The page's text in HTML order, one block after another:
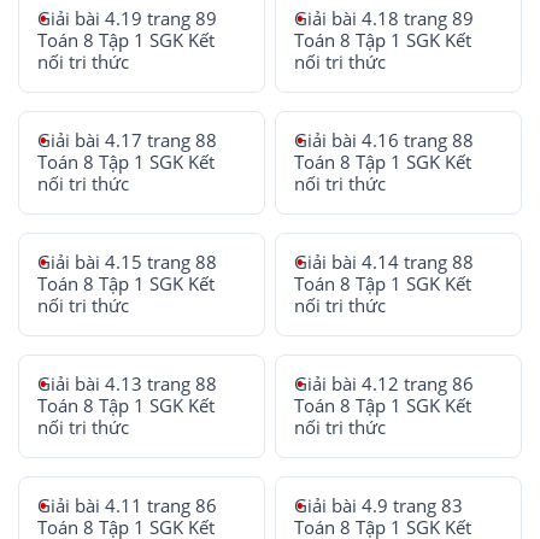
Giải bài 4.19 trang 89
Toán 8 Tập 1 SGK Kết
nối tri thức
Giải bài 4.18 trang 89
Toán 8 Tập 1 SGK Kết
nối tri thức
Giải bài 4.17 trang 88
Toán 8 Tập 1 SGK Kết
nối tri thức
Giải bài 4.16 trang 88
Toán 8 Tập 1 SGK Kết
nối tri thức
Giải bài 4.15 trang 88
Toán 8 Tập 1 SGK Kết
nối tri thức
Giải bài 4.14 trang 88
Toán 8 Tập 1 SGK Kết
nối tri thức
Giải bài 4.13 trang 88
Toán 8 Tập 1 SGK Kết
nối tri thức
Giải bài 4.12 trang 86
Toán 8 Tập 1 SGK Kết
nối tri thức
Giải bài 4.11 trang 86
Toán 8 Tập 1 SGK Kết
Giải bài 4.9 trang 83
Toán 8 Tập 1 SGK Kết